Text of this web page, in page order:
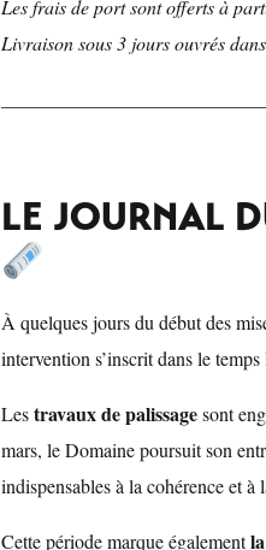
Les frais de port sont offerts à
Livraison sous 3 jours ouvrés
LE JOURNAL
À quelques jours du début des
intervention s’inscrit dans le
Lestravaux de palissagesont
mars, le Domaine poursuit son
indispensables à la cohérence et
Cette période marque également